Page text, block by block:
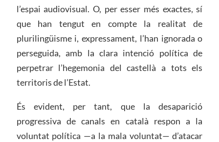
l’espai audiovisual. O, per esser més exactes, sí
que han tengut en compte la realitat de
plurilingüisme i, expressament, l’han ignorada o
perseguida, amb la clara intenció política de
perpetrar l’hegemonia del castellà a tots els
territoris de l’Estat.
És evident, per tant, que la desaparició
progressiva de canals en català respon a la
voluntat política —a la mala voluntat— d’atacar